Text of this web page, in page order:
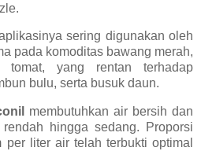
sering digunakan oleh
pada komoditas bawang merah,
tomat, yang rentan terhadap
bulu, serta busuk daun.
membutuhkan air bersih dan
hingga sedang. Proporsi
liter air telah terbukti optimal